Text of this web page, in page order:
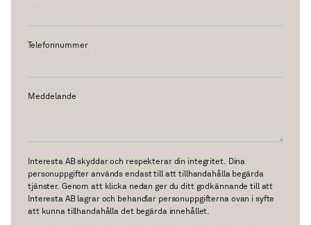
Telefonnummer
Meddelande
Interesta AB skyddar och respekterar din integritet. Dina
personuppgifter används endast till att tillhandahålla begärda
tjänster. Genom att klicka nedan ger du ditt godkännande till att
Interesta AB lagrar och behandlar personuppgifterna ovan i syfte
att kunna tillhandahålla det begärda innehållet.